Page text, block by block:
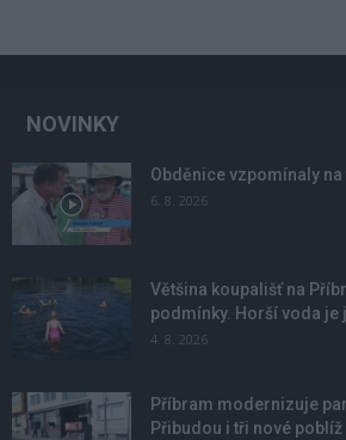
NOVINKY
Obděnice vzpomínaly
6. 8. 2026
Většina koupališť na
podmínky. Horší voda je
4. 8. 2026
Příbram modernizuje
Přibudou i tři nové